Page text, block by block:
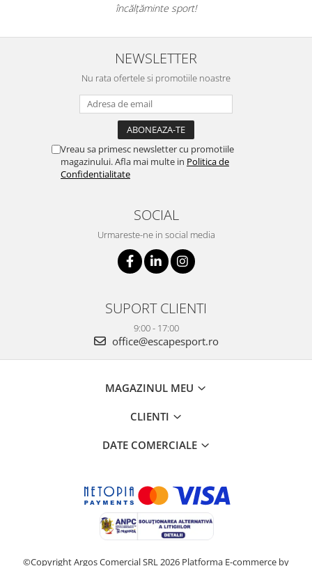
încălțăminte sport!
NEWSLETTER
Nu rata ofertele si promotiile noastre
Vreau sa primesc newsletter cu promotiile
magazinului. Afla mai multe in Politica de
Confidentialitate
SOCIAL
Urmareste-ne in social media
SUPORT CLIENTI
9:00 - 17:00
office@escapesport.ro
MAGAZINUL MEU
CLIENTI
DATE COMERCIALE
©Copyright Argos Comercial SRL 2026 Platforma E-commerce by